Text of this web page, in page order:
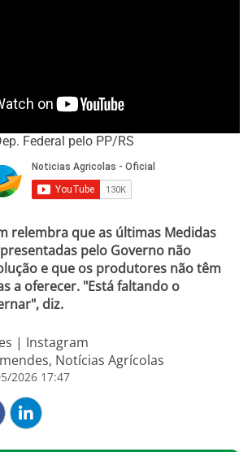
Federal pelo PP/RS
relembra que as últimas Medidas
pelo Governo não
e que os produtores não têm
a oferecer. "Está faltando o
diz.
| Instagram
Notícias Agrícolas
2026 17:47